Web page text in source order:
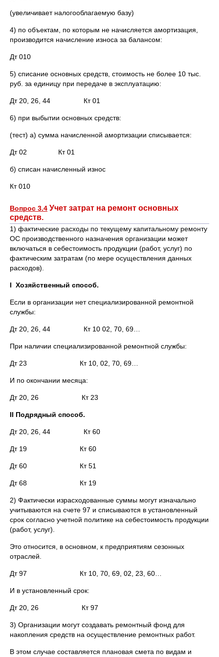
(увеличивает налогооблагаемую базу)
4) по объектам, по которым не начисляется амортизация,
производится начисление износа за балансом:
Дт 010
5) списание основных средств, стоимость не более 10 тыс.
руб. за единицу при передаче в эксплуатацию:
Дт 20, 26, 44 Кт 01
6) при выбытии основных средств:
(тест) а) сумма начисленной амортизации списывается:
Дт 02 Кт 01
б) списан начисленный износ
Кт 010
Вопрос 3.4 Учет затрат на ремонт основных
средств.
1) фактические расходы по текущему капитальному ремонту
ОС производственного назначения организации может
включаться в себестоимость продукции (работ, услуг) по
фактическим затратам (по мере осуществления данных
расходов).
I Хозяйственный способ.
Если в организации нет специализированной ремонтной
службы:
Дт 20, 26, 44 Кт 10 02, 70, 69…
При наличии специализированной ремонтной службы:
Дт 23 Кт 10, 02, 70, 69…
И по окончании месяца:
Дт 20, 26 Кт 23
II Подрядный способ.
Дт 20, 26, 44 Кт 60
Дт 19 Кт 60
Дт 60 Кт 51
Дт 68 Кт 19
2) Фактически израсходованные суммы могут изначально
учитываются на счете 97 и списываются в установленный
срок согласно учетной политике на себестоимость продукции
(работ, услуг).
Это относится, в основном, к предприятиям сезонных
отраслей.
Дт 97 Кт 10, 70, 69, 02, 23, 60…
И в установленный срок:
Дт 20, 26 Кт 97
3) Организации могут создавать ремонтный фонд для
накопления средств на осуществление ремонтных работ.
В этом случае составляется плановая смета по видам и